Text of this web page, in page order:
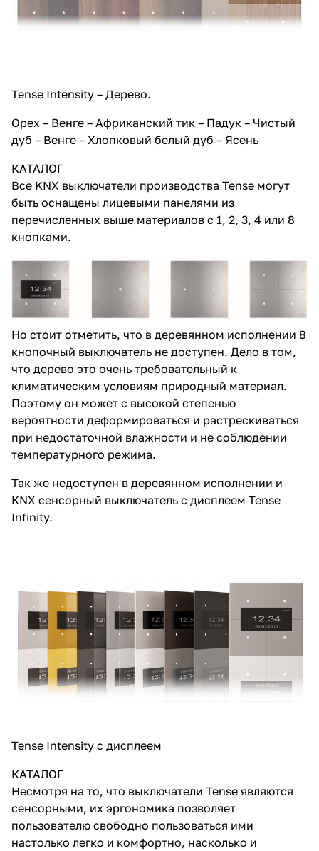
Tense Intensity – Дерево.
Орех – Венге – Африканский тик – Падук – Чистый
дуб – Венге – Хлопковый белый дуб – Ясень
КАТАЛОГ
Все KNX выключатели производства Tense могут
быть оснащены лицевыми панелями из
перечисленных выше материалов с 1, 2, 3, 4 или 8
кнопками.
Но стоит отметить, что в деревянном исполнении 8
кнопочный выключатель не доступен. Дело в том,
что дерево это очень требовательный к
климатическим условиям природный материал.
Поэтому он может с высокой степенью
вероятности деформироваться и растрескиваться
при недостаточной влажности и не соблюдении
температурного режима.
Так же недоступен в деревянном исполнении и
KNX сенсорный выключатель с дисплеем Tense
Infinity.
Tense Intensity с дисплеем
КАТАЛОГ
Несмотря на то, что выключатели Tense являются
сенсорными, их эргономика позволяет
пользователю свободно пользоваться ими
настолько легко и комфортно, насколько и